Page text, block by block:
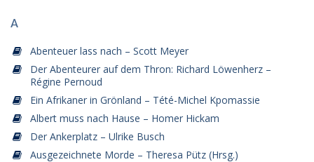
A
Abenteuer lass nach – Scott Meyer
Der Abenteurer auf dem Thron: Richard Löwenherz –
Régine Pernoud
Ein Afrikaner in Grönland – Tété-Michel Kpomassie
Albert muss nach Hause – Homer Hickam
Der Ankerplatz – Ulrike Busch
Ausgezeichnete Morde – Theresa Pütz (Hrsg.)